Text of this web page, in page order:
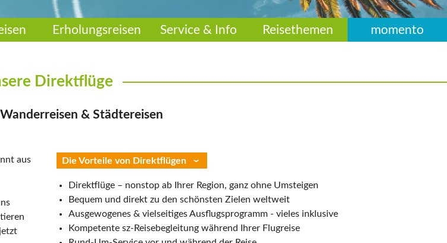
Erholungsreisen Service & Info Reisethemen momento
Direktflüge
& Städtereisen
aus
Die Vorteile von Direktflügen
Direktflüge – nonstop ab Ihrer Region, ganz ohne Umsteigen
Bequem und direkt zu den schönsten Zielen weltweit
Ausgewogenes & vielseitiges Ausflugsprogramm - vieles inklusive
Kompetente sz-Reisebegleitung während Ihrer Flugreise